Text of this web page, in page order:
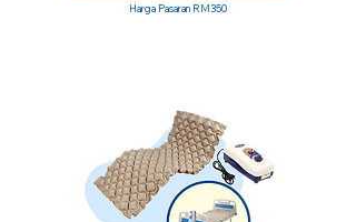
Harga Pasaran RM350